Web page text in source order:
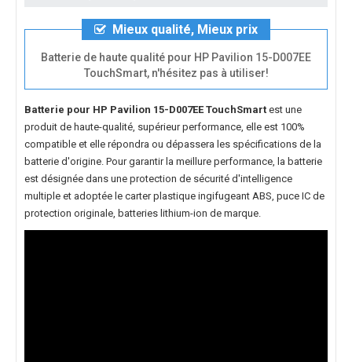
Mieux qualité, Mieux prix
Batterie de haute qualité pour HP Pavilion 15-D007EE
TouchSmart, n'hésitez pas à utiliser!
Batterie pour HP Pavilion 15-D007EE TouchSmart est une
produit de haute-qualité, supérieur performance, elle est 100%
compatible et elle répondra ou dépassera les spécifications de la
batterie d'origine. Pour garantir la meillure performance, la batterie
est désignée dans une protection de sécurité d'intelligence
multiple et adoptée le carter plastique ingifugeant ABS, puce IC de
protection originale, batteries lithium-ion de marque.